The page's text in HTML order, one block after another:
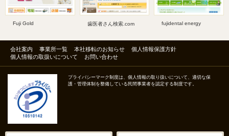
Fuji Gold 歯医者さん検索.com fujidental energy
会社案内 事業所一覧 本社移転のお知らせ
個人情報保護方針
個人情報の取扱いについて
お問い合わせ
プライバシーマーク制度は、個人情報の取り扱いについて、適切な保
護・管理体制を整備している民間事業者を認定する制度です。